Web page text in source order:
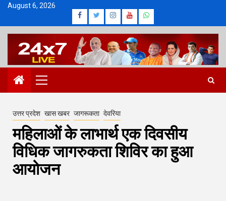
Skip
content
August 6, 2026
Facebook
Twitter
Instagram
Youtube
Whatsapp
Primary
Menu
उत्तर प्रदेश खास खबर जागरूकता देवरिया
महिलाओं के लाभार्थ एक दिवसीय
विधिक जागरुकता शिविर का हुआ
आयोजन